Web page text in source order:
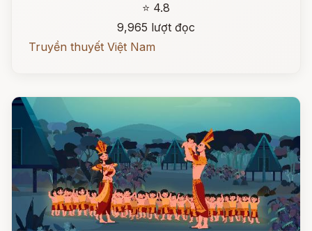
⭐ 4.8
9,965 lượt đọc
Truyền thuyết Việt Nam